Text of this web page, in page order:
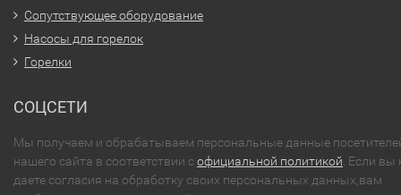
Сопутствующее оборудование
Насосы для горелок
Горелки
СОЦСЕТИ
Мы получаем и обрабатываем персональные данные
нашего сайта в соответствии софициальной политикой . Если вы
даете согласия на обработку своих персональных данных,вам